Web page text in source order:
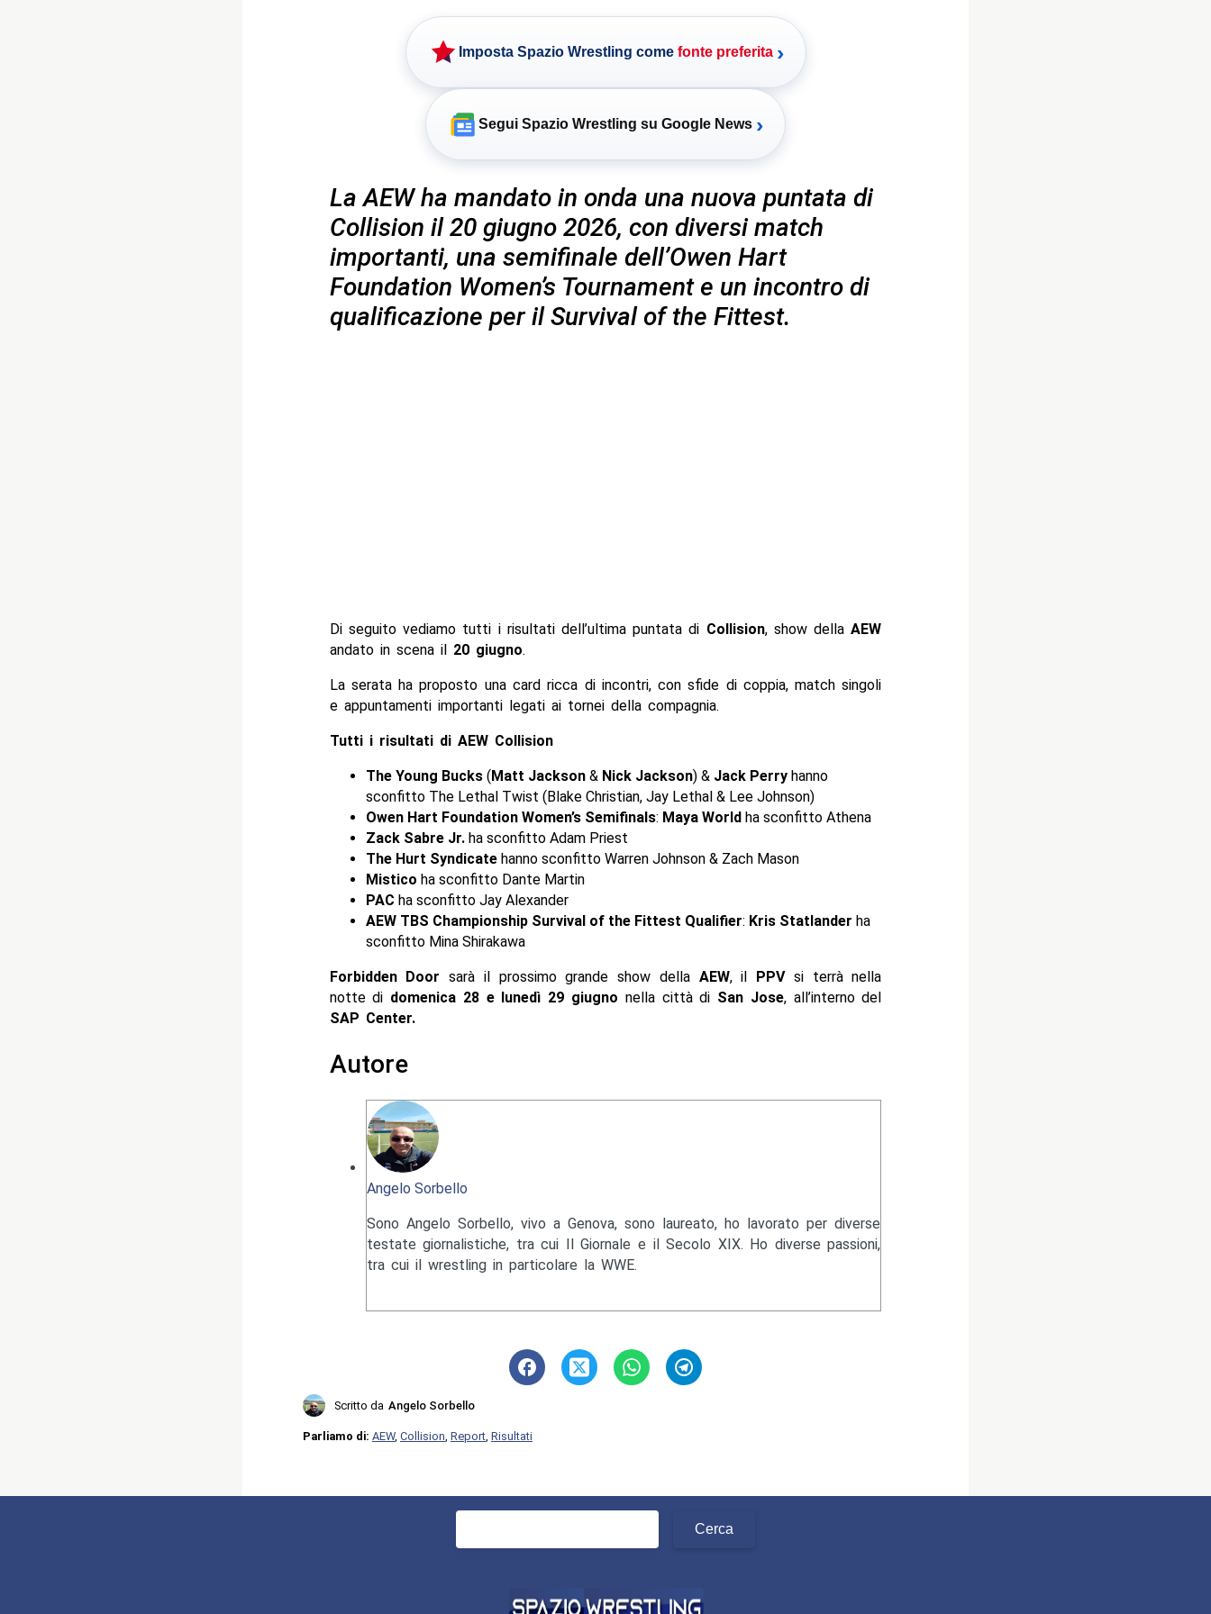
Imposta Spazio Wrestling come fonte preferita ›
Segui Spazio Wrestling su Google News ›
La AEW ha mandato in onda una nuova puntata di
Collision il 20 giugno 2026, con diversi match
importanti, una semifinale dell’Owen Hart
Foundation Women’s Tournament e un incontro di
qualificazione per il Survival of the Fittest.
Di seguito vediamo tutti i risultati dell’ultima puntata di Collision, show dellaAEW
andato in scena il 20 giugno.
La serata ha proposto una card ricca di incontri, con sfide di coppia, match singoli
e appuntamenti importanti legati ai tornei della compagnia.
Tutti i risultati di AEW Collision
The Young Bucks(Matt Jackson& Nick Jackson) & Jack Perryhanno
sconfitto The Lethal Twist (Blake Christian, Jay Lethal & Lee Johnson)
Owen Hart Foundation Women’s Semifinals: Maya Worldha sconfitto Athena
Zack Sabre Jr.ha sconfitto Adam Priest
The Hurt Syndicatehanno sconfitto Warren Johnson & Zach Mason
Mistico ha sconfitto Dante Martin
PAC ha sconfitto Jay Alexander
AEW TBS Championship Survival of the Fittest Qualifier: Kris Statlander ha
sconfitto Mina Shirakawa
Forbidden Doorsarà il prossimo grande show della AEW, il PPVsi terrà nella
notte di domenica 28 e lunedì 29 giugno nella città di San Jose, all’interno del
SAP Center.
Autore
Angelo Sorbello
Sono Angelo Sorbello, vivo a Genova, sono laureato, ho lavorato per diverse
testate giornalistiche, tra cui Il Giornale e il Secolo XIX. Ho diverse passioni,
tra cui il wrestling in particolare la WWE.
Scritto da Angelo Sorbello
Parliamo di: AEW, Collision, Report, Risultati
Ricerca